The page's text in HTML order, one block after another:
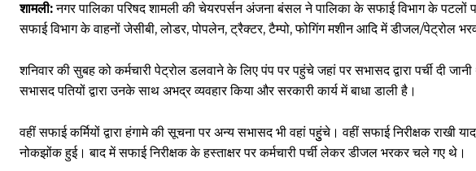
शामली:नगर पालिका परिषद शामली की चेयरपर्सन अंजना बंसल ने पालिका के सफाई विभाग के पटलों
सफाई विभाग के वाहनों जेसीबी, लोडर, पोपलेन, ट्रैक्टर, टैम्पो, फोगिंग मशीन आदि में डीजल/पेट्रोल
शनिवार की सुबह को कर्मचारी पेट्रोल डलवाने के लिए पंप पर पहुंचे जहां पर सभासद द्वारा पर्ची दी
सभासद पतियों द्वारा उनके साथ अभद्र व्यवहार किया और सरकारी कार्य में बाधा डाली है।
वहीं सफाई कर्मियों द्वारा हंगामे की सूचना पर अन्य सभासद भी वहां पहुुंचे। वहीं सफाई निरीक्षक
नोकझोंक हुई। बाद में सफाई निरीक्षक के हस्ताक्षर पर कर्मचारी पर्ची लेकर डीजल भरकर चले गए थे।